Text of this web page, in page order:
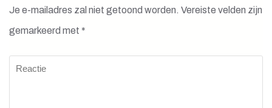
Je e-mailadres zal niet getoond worden. Vereiste velden zijn
gemarkeerd met *
Reactie